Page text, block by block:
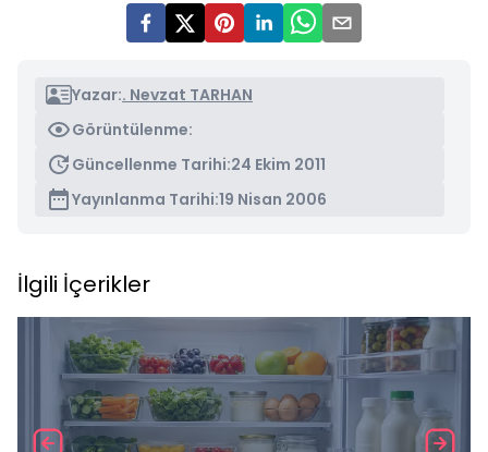
Yazar:. Nevzat TARHAN
Görüntülenme:
Güncellenme Tarihi:24 Ekim 2011
Yayınlanma Tarihi:19 Nisan 2006
İlgili İçerikler